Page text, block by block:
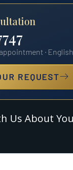
·
REQUEST